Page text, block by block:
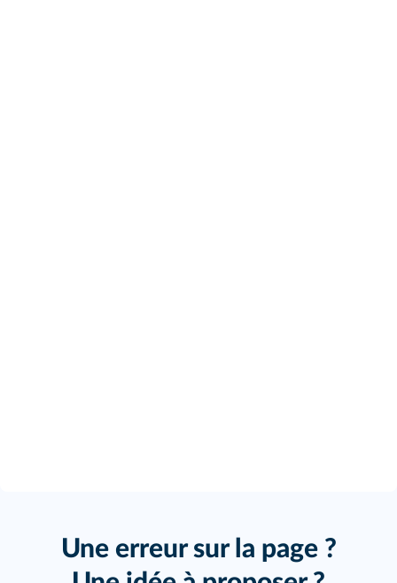
Une erreur sur la page ?